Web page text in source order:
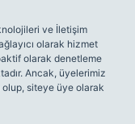
ve İletişim
olarak hizmet
olarak denetleme
Ancak, üyelerimiz
olup, siteye üye olarak